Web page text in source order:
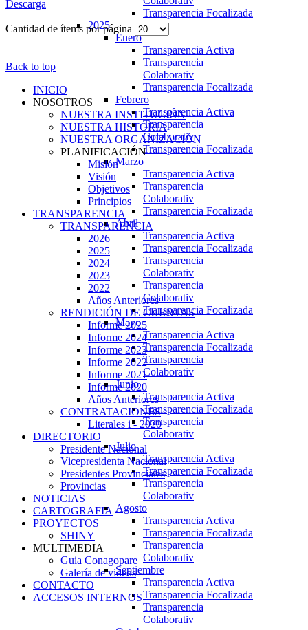
Transparencia Focalizada
2025
Enero
Transparencia Activa
Transparencia
Colaborativ
Transparencia Focalizada
Febrero
Transparencia Activa
Transparencia
Colaborativ
Transparencia Focalizada
Marzo
Transparencia Activa
Transparencia
Colaborativ
Transparencia Focalizada
Abril
Transparencia Activa
Transparencia Focalizada
Transparencia
Colaborativ
Transparencia
Colaborativ
Transparencia Focalizada
Mayo
Transparencia Activa
Transparencia Focalizada
Transparencia
Colaborativ
Junio
Transparencia Activa
Transparencia Focalizada
Transparencia
Colaborativ
Julio
Transparencia Activa
Transparencia Focalizada
Transparencia
Colaborativ
Agosto
Transparencia Activa
Transparencia Focalizada
Transparencia
Colaborativ
Septiembre
Transparencia Activa
Transparencia Focalizada
Transparencia
Colaborativ
Descarga
Cantidad de ítems por página
Back to top
INICIO
NOSOTROS
NUESTRA INSTITUCIÓN
NUESTRA HISTORIA
NUESTRA ORGANIZACIÓN
PLANIFICACIÓN
Misión
Visión
Objetivos
Principios
TRANSPARENCIA
TRANSPARENCIA
2026
2025
2024
2023
2022
Años Anteriores
RENDICIÓN DE CUENTAS
Informe 2025
Informe 2024
Informe 2023
Informe 2022
Informe 2021
Informe 2020
Años Anteriores
CONTRATACIONES
Literales i - 2020
DIRECTORIO
Presidente Nacional
Vicepresidenta Nacional
Presidentes Provinciales
Provincias
NOTICIAS
CARTOGRAFIA
PROYECTOS
SHINY
MULTIMEDIA
Guia Conagopare
Galería de videos
CONTACTO
ACCESOS INTERNOS